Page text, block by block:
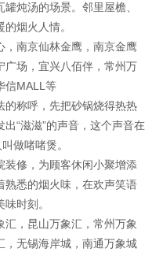
炖汤的场景。邻里屋檐、
烟火人情。
南京仙林金鹰，南京金鹰
广场，宜兴八佰伴，常州万
信MALL等
称呼，先把砂锅烧得热热
“滋滋”的声音，这个声音在
做啫啫煲。
修，为顾客休闲小聚增添
熟悉的烟火味，在欢声笑语
时刻。
，昆山万象汇，常州万象
，无锡海岸城，南通万象城